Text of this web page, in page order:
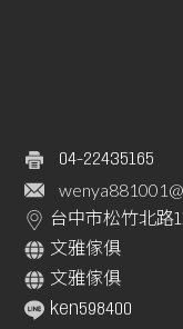
04-22435165
台中市松竹北路
文雅傢俱
文雅傢俱
ken598400